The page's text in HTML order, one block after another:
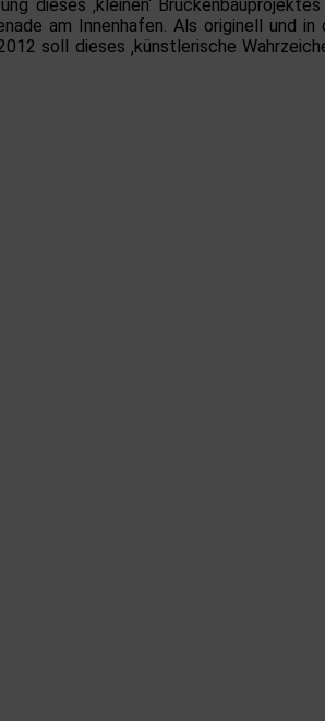
dieses ‚kleinen‘ Brückenbauprojektes
am Innenhafen. Als originell und in
soll dieses ‚künstlerische